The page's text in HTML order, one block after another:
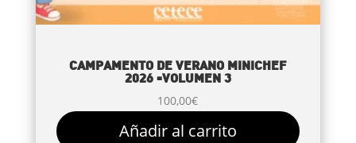
CAMPAMENTO DE VERANO MINICHEF
2026 -VOLUMEN 3
100,00€
Añadir al carrito